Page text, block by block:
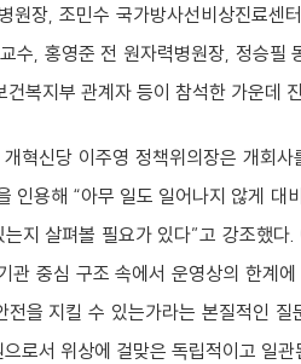
장, 조민수 국가방사선비상진료센
수, 홍영준 전 원자력병원장, 정승필
복지부 관계자 등이 참석한 가운데
혁신당 이주영 정책위의장은 개회사
용해 “아무 일도 일어나지 않게 대
지 살펴볼 필요가 있다”고 강조했다
중심 구조 속에서 운영상의 한계
을 지킬 수 있는가라는 본질적인 질
로서 위상에 걸맞은 독립적이고 일